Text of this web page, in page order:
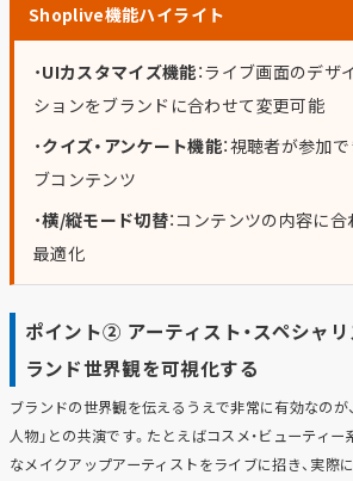
Shoplive機能ハイライト
・UIカスタマイズ機能：ライブ画面のデザ
ションをブランドに合わせて変更可能
・クイズ・アンケート機能：視聴者が参加
ブコンテンツ
・横/縦モード切替：コンテンツの内容に
最適化
ポイント② アーティスト・スペシャ
ランド世界観を可視化する
ブランドの世界観を伝えるうえで非常に有効なのが
人物」との共演です。たとえばコスメ・ビューティ
なメイクアップアーティストをライブに招き、実際